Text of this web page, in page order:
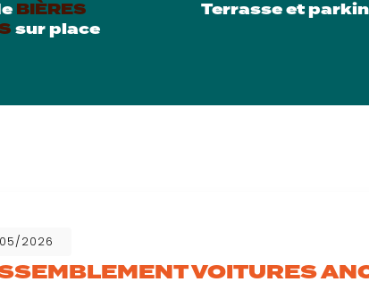
BIÈRES
sur place
Terrasse et
2026
VOITURES